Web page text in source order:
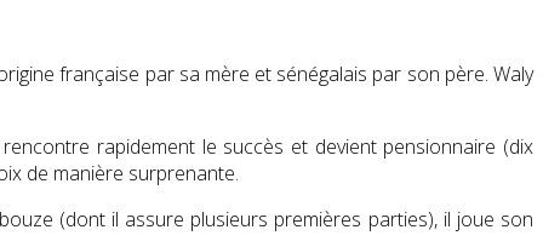
française par sa mère et sénégalais par son père. Waly
rencontre rapidement le succès et devient pensionnaire (dix
de manière surprenante.
(dont il assure plusieurs premières parties), il joue son